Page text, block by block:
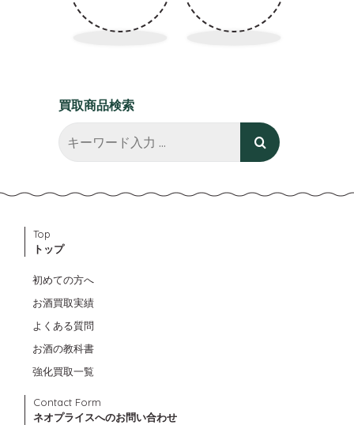
買取商品検索
Top
トップ
初めての方へ
お酒買取実績
よくある質問
お酒の教科書
強化買取一覧
Contact Form
ネオプライスへのお問い合わせ